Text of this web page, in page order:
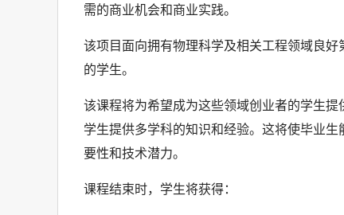
需的商业机会和商业实践。
该项目面向拥有物理科学及相关工程领域良
的学生。
该课程将为希望成为这些领域创业者的学生
学生提供多学科的知识和经验。这将使毕业
要性和技术潜力。
课程结束时，学生将获得：